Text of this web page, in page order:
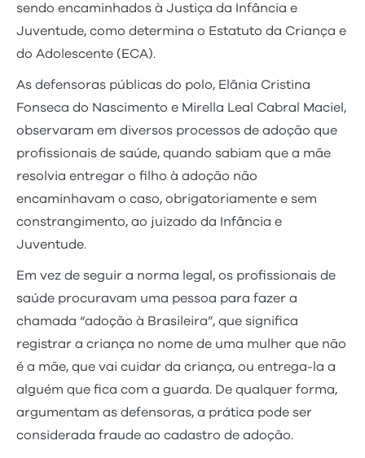
sendo encaminhados à Justiça da Infância e
Juventude, como determina o Estatuto da Criança e
do Adolescente (ECA).
As defensoras públicas do polo, Elânia Cristina
Fonseca do Nascimento e Mirella Leal Cabral Maciel,
observaram em diversos processos de adoção que
profissionais de saúde, quando sabiam que a mãe
resolvia entregar o filho à adoção não
encaminhavam o caso, obrigatoriamente e sem
constrangimento, ao juizado da Infância e
Juventude.
Em vez de seguir a norma legal, os profissionais de
saúde procuravam uma pessoa para fazer a
chamada “adoção à Brasileira”, que significa
registrar a criança no nome de uma mulher que não
é a mãe, que vai cuidar da criança, ou entrega-la a
alguém que fica com a guarda. De qualquer forma,
argumentam as defensoras, a prática pode ser
considerada fraude ao cadastro de adoção.